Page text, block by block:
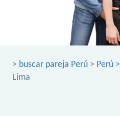
> buscar pareja Perú > Perú >
Lima